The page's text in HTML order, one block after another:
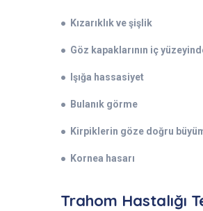
● Kızarıklık ve şişlik
● Göz kapaklarının iç
● Işığa hassasiyet
● Bulanık görme
● Kirpiklerin göze doğru
● Kornea hasarı
Trahom Hastalığı